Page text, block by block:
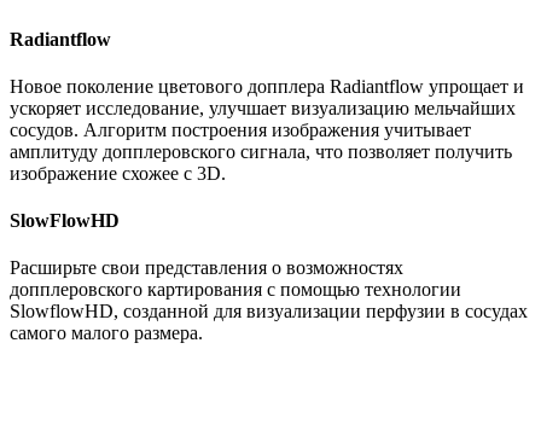
Radiantflow
Новое поколение цветового допплера Radiantflow упрощает и
ускоряет исследование, улучшает визуализацию мельчайших
сосудов. Алгоритм построения изображения учитывает
амплитуду допплеровского сигнала, что позволяет получить
изображение схожее с 3D.
SlowFlowHD
Расширьте свои представления о возможностях
допплеровского картирования с помощью технологии
SlowflowHD, созданной для визуализации перфузии в сосудах
самого малого размера.